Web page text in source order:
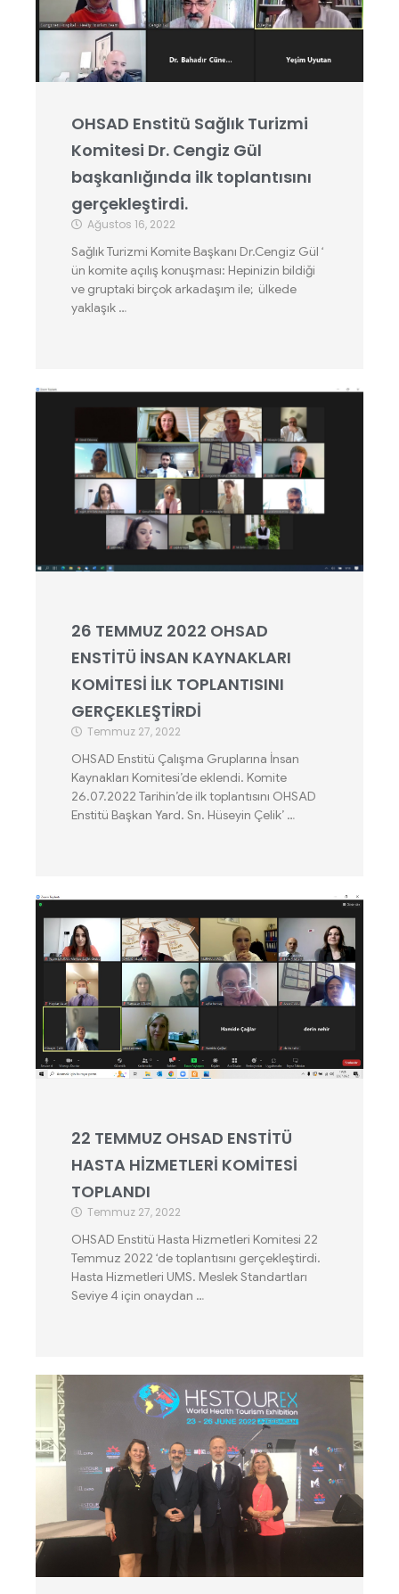
OHSAD Enstitü Sağlık Turizmi
Komitesi Dr. Cengiz Gül
başkanlığında ilk toplantısını
gerçekleştirdi.
Ağustos 16, 2022
Sağlık Turizmi Komite Başkanı Dr.Cengiz Gül ‘
ün komite açılış konuşması: Hepinizin bildiği
ve gruptaki birçok arkadaşım ile; ülkede
yaklaşık …
26 TEMMUZ 2022 OHSAD
ENSTİTÜ İNSAN KAYNAKLARI
KOMİTESİ İLK TOPLANTISINI
GERÇEKLEŞTİRDİ
Temmuz 27, 2022
OHSAD Enstitü Çalışma Gruplarına İnsan
Kaynakları Komitesi’de eklendi. Komite
26.07.2022 Tarihin’de ilk toplantısını OHSAD
Enstitü Başkan Yard. Sn. Hüseyin Çelik’ …
22 TEMMUZ OHSAD ENSTİTÜ
HASTA HİZMETLERİ KOMİTESİ
TOPLANDI
Temmuz 27, 2022
OHSAD Enstitü Hasta Hizmetleri Komitesi 22
Temmuz 2022 ‘de toplantısını gerçekleştirdi.
Hasta Hizmetleri UMS. Meslek Standartları
Seviye 4 için onaydan …